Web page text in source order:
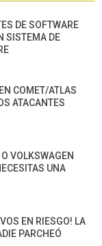
DE SOFTWARE
SISTEMA DE
COMET/ATLAS
ATACANTES
VOLKSWAGEN
UNA
EN RIESGO! LA
PARCHEÓ